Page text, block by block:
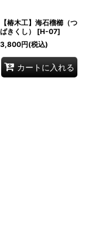
【椿木工】海石榴櫛（つ
ばきくし）
[H-07]
3,800円(税込)
カートに入れる